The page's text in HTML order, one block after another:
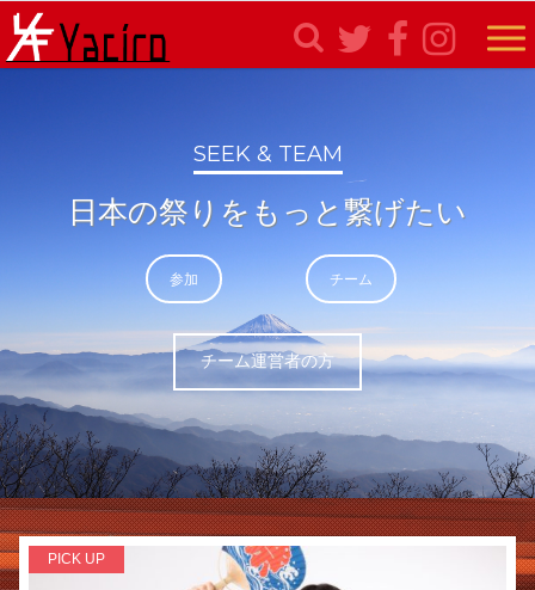
SEEK & TEAM
日本の祭りをもっと繋げたい
参加 チーム
チーム運営者の方
PICK UP